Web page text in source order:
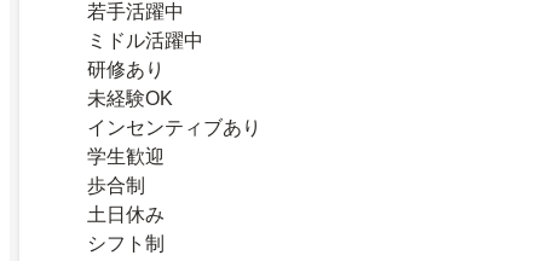
若手活躍中
ミドル活躍中
研修あり
未経験OK
インセンティブあり
学生歓迎
歩合制
土日休み
シフト制